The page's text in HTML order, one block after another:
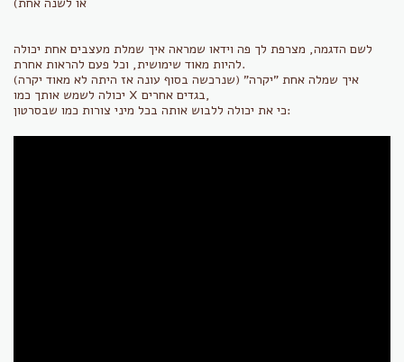
לשם הדגמה, מצרפת לך פה וידאו שמראה איך שמלת מעצבים אחת יכולה
להיות מאוד שימושית, וכל פעם להראות אחרת.
איך שמלה אחת "יקרה" (שנרכשה בסוף עונה אז היתה לא מאוד יקרה)
יכולה לשמש אותך כמו X בגדים אחרים,
כי את יכולה ללבוש אותה בכל מיני צורות כמו שבסרטון: